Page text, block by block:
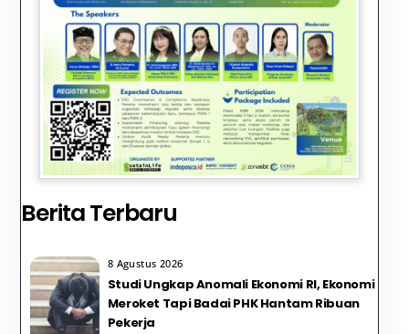
Berita Terbaru
8 Agustus 2026
Studi Ungkap Anomali Ekonomi RI, Ekonomi
Meroket Tapi Badai PHK Hantam Ribuan
Pekerja